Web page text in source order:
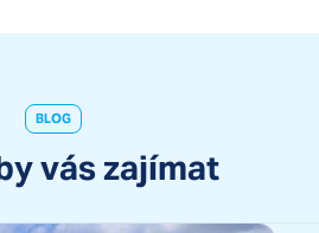
BLOG
vás zajímat